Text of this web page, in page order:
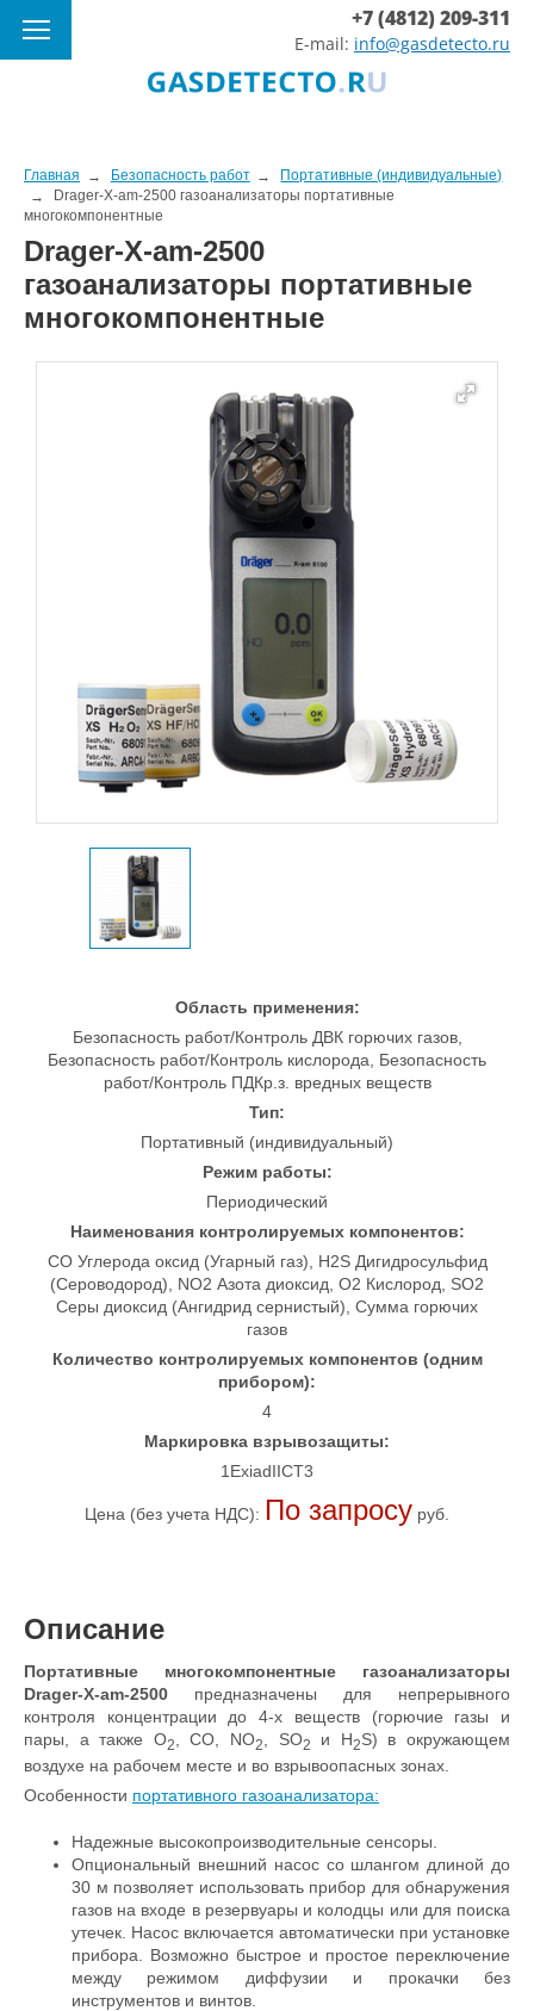
+7 (4812) 209-311
E-mail: info@gasdetecto.ru
Главная Безопасность работ
Портативные (индивидуальные)
Drager-X-am-2500 газоанализаторы портативные
многокомпонентные
Drager-X-am-2500
газоанализаторы портативные
многокомпонентные
Область применения:
Безопасность работ/Контроль ДВК горючих газов,
Безопасность работ/Контроль кислорода, Безопасность
работ/Контроль ПДКр.з. вредных веществ
Тип:
Портативный (индивидуальный)
Режим работы:
Периодический
Наименования контролируемых компонентов:
CO Углерода оксид (Угарный газ), H2S Дигидросульфид
(Сероводород), NO2 Азота диоксид, O2 Кислород, SO2
Серы диоксид (Ангидрид сернистый), Сумма горючих
газов
Количество контролируемых компонентов (одним
прибором):
4
Маркировка взрывозащиты:
1ExiadIICT3
Цена (без учета НДС): По запросу руб.
Описание
Портативные многокомпонентные газоанализаторы
Drager-X-am-2500 предназначены для непрерывного
контроля концентрации до 4-х веществ (горючие газы и
пары, а также O2 , CO, NO2 , SO2 и H2S) в окружающем
воздухе на рабочем месте и во взрывоопасных зонах.
Особенности портативного газоанализатора:
Надежные высокопроизводительные сенсоры.
Опциональный внешний насос со шлангом длиной до
30 м позволяет использовать прибор для обнаружения
газов на входе в резервуары и колодцы или для поиска
утечек. Насос включается автоматически при установке
прибора. Возможно быстрое и простое переключение
между режимом диффузии и прокачки без
инструментов и винтов.